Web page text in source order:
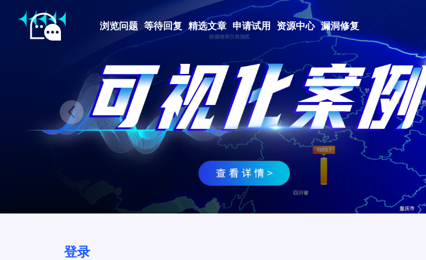
Prev
浏览问题 等待回复 精选文章 申请试用 资源中心 漏洞修复
登录